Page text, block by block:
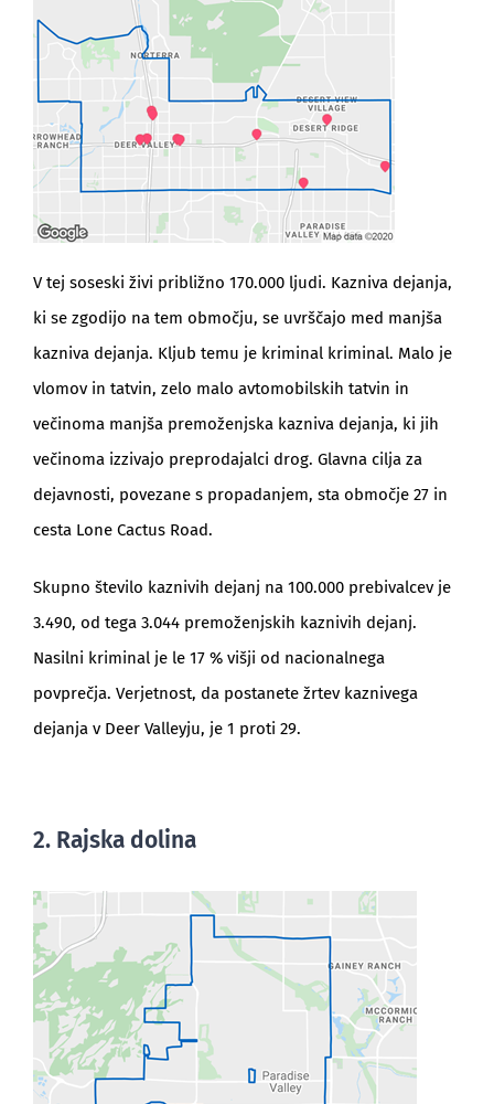
V tej soseski živi približno 170.000 ljudi. Kazniva dejanja,
ki se zgodijo na tem območju, se uvrščajo med manjša
kazniva dejanja. Kljub temu je kriminal kriminal. Malo je
vlomov in tatvin, zelo malo avtomobilskih tatvin in
večinoma manjša premoženjska kazniva dejanja, ki jih
večinoma izzivajo preprodajalci drog. Glavna cilja za
dejavnosti, povezane s propadanjem, sta območje 27 in
cesta Lone Cactus Road.
Skupno število kaznivih dejanj na 100.000 prebivalcev je
3.490, od tega 3.044 premoženjskih kaznivih dejanj.
Nasilni kriminal je le 17 % višji od nacionalnega
povprečja. Verjetnost, da postanete žrtev kaznivega
dejanja v Deer Valleyju, je 1 proti 29.
2. Rajska dolina